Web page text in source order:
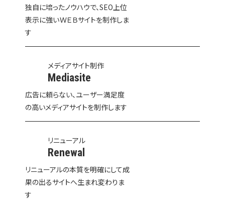
独自に培ったノウハウで、SEO上位
表示に強いＷＥＢサイトを制作しま
す
メディアサイト制作
Mediasite
広告に頼らない、ユーザー満足度
の高いメディアサイトを制作します
リニューアル
Renewal
リニューアルの本質を明確にして成
果の出るサイトへ生まれ変わりま
す